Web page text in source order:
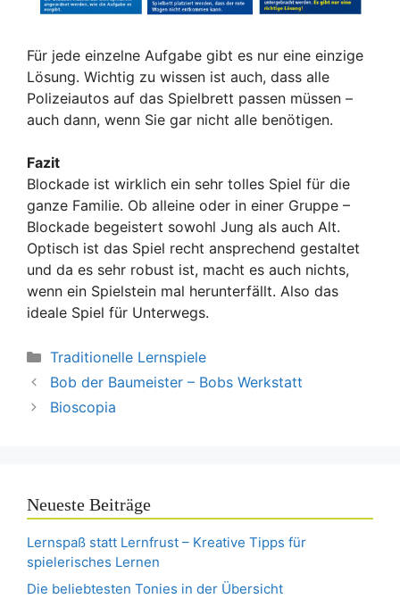
Für jede einzelne Aufgabe gibt es nur eine einzige
Lösung. Wichtig zu wissen ist auch, dass alle
Polizeiautos auf das Spielbrett passen müssen –
auch dann, wenn Sie gar nicht alle benötigen.
Fazit
Blockade ist wirklich ein sehr tolles Spiel für die
ganze Familie. Ob alleine oder in einer Gruppe –
Blockade begeistert sowohl Jung als auch Alt.
Optisch ist das Spiel recht ansprechend gestaltet
und da es sehr robust ist, macht es auch nichts,
wenn ein Spielstein mal herunterfällt. Also das
ideale Spiel für Unterwegs.
Kategorien
Traditionelle Lernspiele
Bob der Baumeister – Bobs Werkstatt
Bioscopia
Neueste Beiträge
Lernspaß statt Lernfrust – Kreative Tipps für
spielerisches Lernen
Die beliebtesten Tonies in der Übersicht